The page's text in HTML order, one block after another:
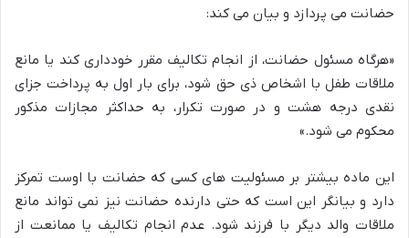
حضانت می پردازد و بیان می کند:
«هرگاه مسئول حضانت، از انجام تکالیف مقرر خودداری کند یا مانع
ملاقات طفل با اشخاص ذی حق شود، برای بار اول به پرداخت جزای
نقدی درجه هشت و در صورت تکرار، به حداکثر مجازات مذکور
محکوم می شود.»
این ماده بیشتر بر مسئولیت های کسی که حضانت با اوست تمرکز
دارد و بیانگر این است که حتی دارنده حضانت نیز نمی تواند مانع
ملاقات والد دیگر با فرزند شود. عدم انجام تکالیف یا ممانعت از